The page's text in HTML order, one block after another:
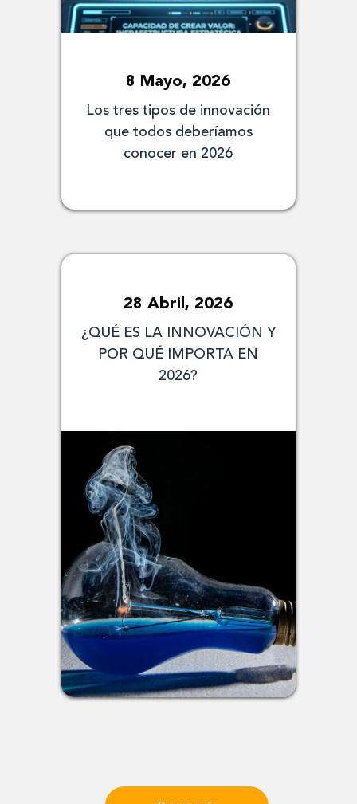
8 Mayo, 2026
Los tres tipos de innovación
que todos deberíamos
conocer en 2026
28 Abril, 2026
¿QUÉ ES LA INNOVACIÓN Y
POR QUÉ IMPORTA EN
2026?